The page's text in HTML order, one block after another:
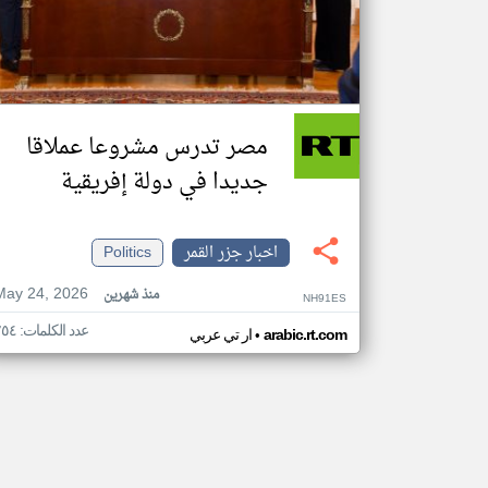
مصر تدرس مشروعا عملاقا
جديدا في دولة إفريقية
اخبار جزر القمر
Politics
24, 2026
منذ شهرين NH91ES
ار تي عربي• arabic.rt.com عدد الكلمات: ٢٥٤